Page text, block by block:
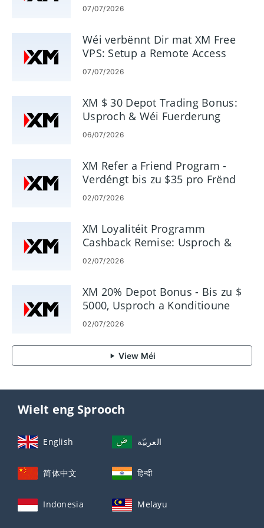
Iwwerlager an
News Feed
- Bitt gutt entworf
Plattformen
07/07/2026
Wéi verbënnt Dir mat XM Free
VPS: Setup a Remote Access
07/07/2026
XM $ 30 Depot Trading Bonus:
Usproch & Wéi Fuerderung
06/07/2026
XM Refer a Friend Program -
Verdéngt bis zu $35 pro Frënd
02/07/2026
XM Loyalitéit Programm
Cashback Remise: Usproch &
Bezuelen Regelen
02/07/2026
XM 20% Depot Bonus - Bis zu $ ​​
5000, Usproch a Konditioune
02/07/2026
View Méi
Wielt eng Sprooch
English العربيّة
简体中文 हिन्दी
Indonesia Melayu